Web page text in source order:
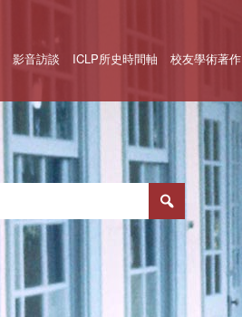
影音訪談 ICLP所史時間軸 校友學術著作